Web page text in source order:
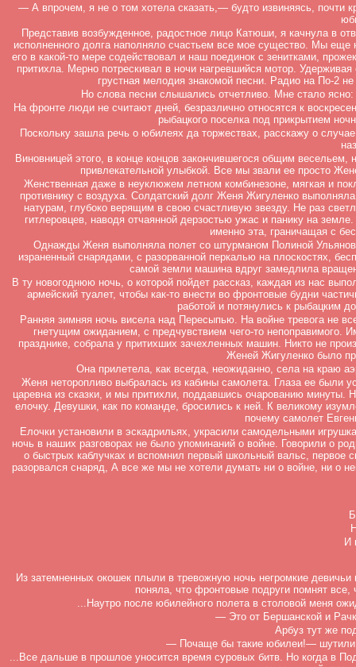
— А впрочем, я не о том хотела сказать,— будто извиняясь, почти
Представив возбужденное, радостное лицо Катюши, я качнула в
исполненного долга наполняло счастьем все мое существо. Мы
его в какой-то мере содействовал и наш поединок с зенитками,
притихла. Мерно потрескивал в ночи нагревшийся мотор.
грустная мелодия знакомой песни. Радио на По-2
Но слова песни слышались отчетливо. Мне стало
На фронте люди не считают дней, безразлично относятся к
рыбацкого поселка под прикрытием
Поскольку зашла речь о юбилеях да торжествах, расскажу о
Виновницей этого, в конце концов закончившегося общим
привлекательной улыбкой. Все мы звали ее просто
Женственная даже в неуклюжем летном комбинезоне, мягкая и
противнику с воздуха. Солдатский долг Женя Жигуленко
натурам, глубоко верящим в свою счастливую звезду. Не раз
гитлеровцев, наводя отчаянной дерзостью ужас и панику на
именно эта, граничащая с
Однажды Женя выполняла полет со штурманом Полиной
израненный снарядами, с разорванной перкалью на плоскостях,
самой земли машина вдруг замедлила
В ту новогоднюю ночь, о которой пойдет рассказ, каждая из нас
армейский туалет, чтобы как-то внести во фронтовые будни
работой и потянулись к рыбацким
Ранняя зимняя ночь висела над Пересыпью. На войне тревога не
гнетущим ожиданием, с предчувствием чего-то непоправимого.
празднике, собрала у притихших зачехленных машин. Никто не
Женей Жигуленко было
Она прилетела, как всегда, неожиданно, села на краю
Женя неторопливо выбралась из кабины самолета. Глаза ее
царевна из сказки, и мы притихли, поддавшись очарованию
елочку. Девушки, как по команде, бросились к ней. К великому
почему самолет
Елочки установили в эскадрильях, украсили самодельными
ночь в наших разговорах не было упоминаний о войне. Говорили о
о быстрых каблучках и вспомнил первый школьный вальс, первое
разорвался снаряд, А все же мы не хотели думать ни о войне, ни о
И
Из затемненных окошек плыли в тревожную ночь негромкие
поняла, что фронтовые подруги помнят все,
...Наутро после юбилейного полета в столовой меня
— Это от Бершанской и
Арбуз тут же
— Почаще бы такие юбилеи!— шутили
...Все дальше в прошлое уносится время суровых битв. Но когда в